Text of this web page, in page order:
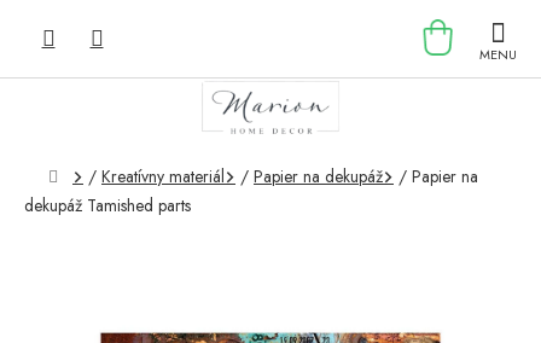
KOŠÍK
Domov
/ Kreatívny materiál / Papier na dekupáž / Papier na
dekupáž Tamished parts